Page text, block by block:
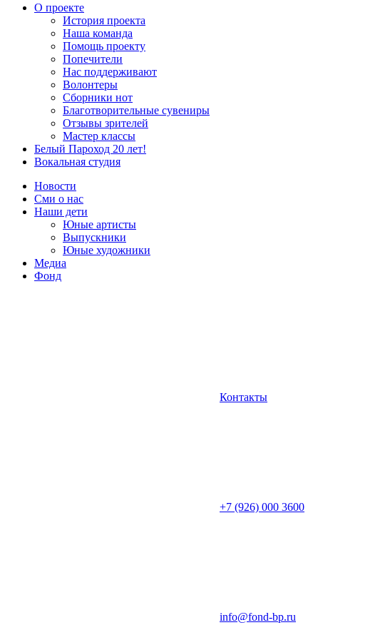
О проекте
История проекта
Наша команда
Помощь проекту
Попечители
Нас поддерживают
Волонтеры
Сборники нот
Благотворительные сувениры
Отзывы зрителей
Мастер классы
Белый Пароход 20 лет!
Вокальная студия
Новости
Сми о нас
Наши дети
Юные артисты
Выпускники
Юные художники
Медиа
Фонд
Контакты
+7 (926) 000 3600
info@fond-bp.ru